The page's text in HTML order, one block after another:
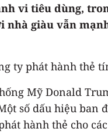
vi tiêu dùng,
giàu vẫn
ty phát hành thẻ
Mỹ Donald
số dấu hiệu ban
hành thẻ cho